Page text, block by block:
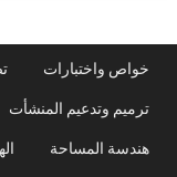
خواص واختبارات
ترميم وتدعيم المنشأت
هندسة المساحة